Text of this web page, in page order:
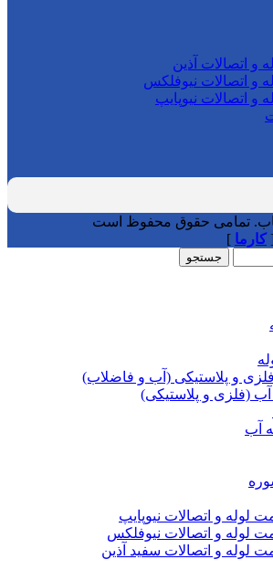
و اتصالات آذین
و اتصالات نیوفلکس
و اتصالات نیوپایپ
کارما ]
جستجو
فلزی و پلاستیکی (آب و فاضلاب)
(فلزی و پلاستیکی)
آب
لوله و اتصالات نیوپایپ
لوله و اتصالات نیوفلکس
لوله و اتصالات سفید آذین